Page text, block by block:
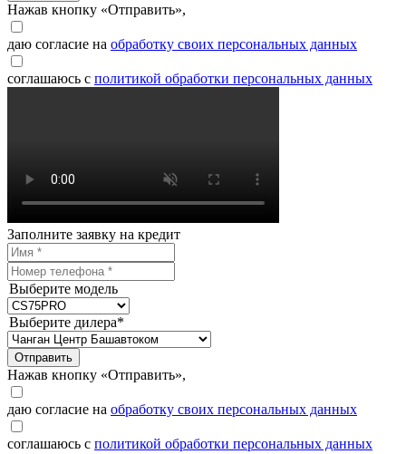
Нажав кнопку «Отправить»,
даю согласие на обработку своих персональных данных
соглашаюсь с политикой обработки персональных данных
Заполните заявку на кредит
Выберите модель
Выберите дилера*
Отправить
Нажав кнопку «Отправить»,
даю согласие на обработку своих персональных данных
соглашаюсь с политикой обработки персональных данных